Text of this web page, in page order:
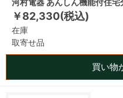
河村電器 あんしん機能付住
￥82,330(税込)
在庫
取寄せ品
買い物